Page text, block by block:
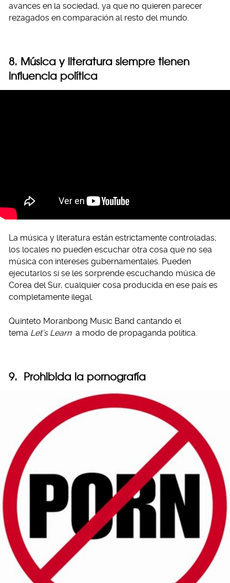
avances en la sociedad, ya que no quieren parecer
rezagados en comparación al resto del mundo.
8. Música y literatura siempre tienen
influencia política
La música y literatura están estrictamente controladas;
los locales no pueden escuchar otra cosa que no sea
música con intereses gubernamentales. Pueden
ejecutarlos si se les sorprende escuchando música de
Corea del Sur, cualquier cosa producida en ese país es
completamente ilegal.
Quinteto Moranbong Music Band cantando el
tema Let’s Learn a modo de propaganda política.
9. Prohibida la pornografía